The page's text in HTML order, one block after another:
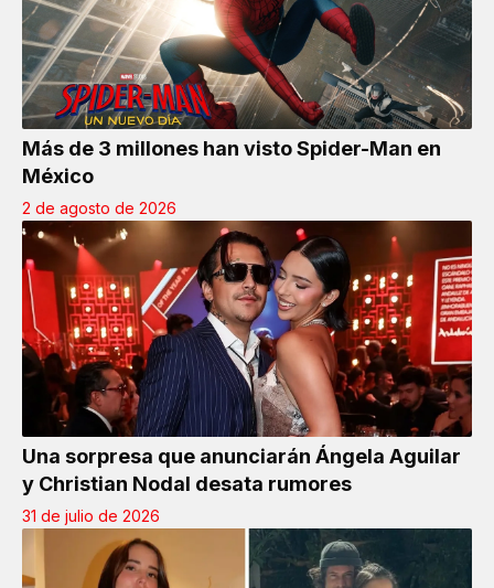
Más de 3 millones han visto Spider-Man en
México
2 de agosto de 2026
Una sorpresa que anunciarán Ángela Aguilar
y Christian Nodal desata rumores
31 de julio de 2026